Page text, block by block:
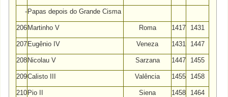
- Papas depois do Grande Cisma
206 Martinho V Roma 1417 1431
207 Eugênio IV Veneza 1431 1447
208 Nicolau V Sarzana 1447 1455
209Calisto III Valência 1455 1458
210 Pio II Siena 1458 1464